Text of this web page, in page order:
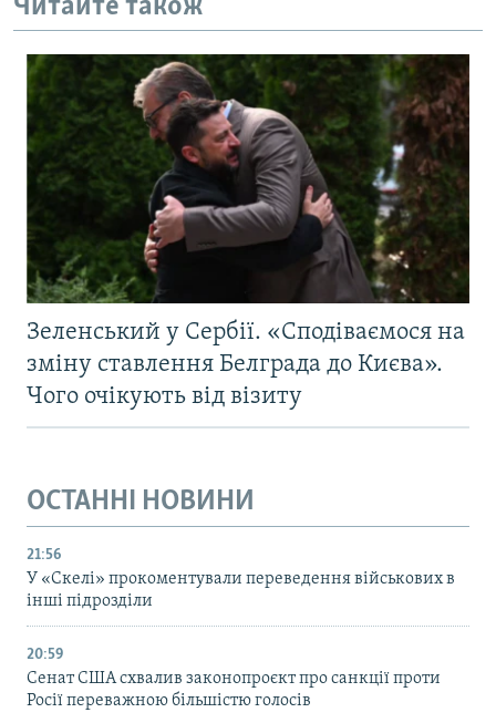
Читайте також
Зеленський у Сербії. «Сподіваємося на
зміну ставлення Белграда до Києва».
Чого очікують від візиту
ОСТАННІ НОВИНИ
21:56
У «Скелі» прокоментували переведення військових в
інші підрозділи
20:59
Cенат США схвалив законопроєкт про санкції проти
Росії переважною більшістю голосів